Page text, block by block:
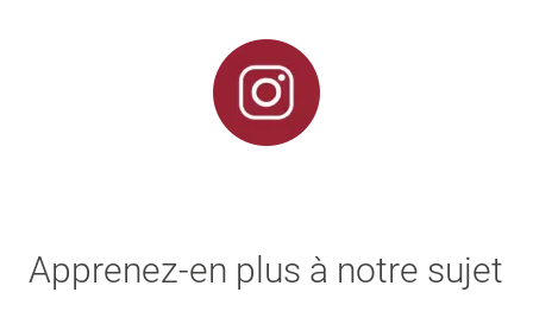
Apprenez-en plus à notre sujet